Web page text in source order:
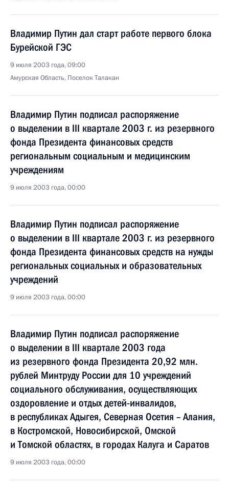
Владимир Путин дал старт работе первого блока
Бурейской ГЭС
9 июля 2003 года, 09:00
Амурская Область, Поселок Талакан
Владимир Путин подписал распоряжение
о выделении в III квартале 2003 г. из резервного
фонда Президента финансовых средств
региональным социальным и медицинским
учреждениям
9 июля 2003 года, 00:00
Владимир Путин подписал распоряжение
о выделении в III квартале 2003 г. из резервного
фонда Президента финансовых средств на нужды
региональных социальных и образовательных
учреждений
9 июля 2003 года, 00:00
Владимир Путин подписал распоряжение
о выделении в III квартале 2003 года
из резервного фонда Президента 20,92 млн.
рублей Минтруду России для 10 учреждений
социального обслуживания, осуществляющих
оздоровление и отдых детей-инвалидов,
в республиках Адыгея, Северная Осетия – Алания,
в Костромской, Новосибирской, Омской
и Томской областях, в городах Калуга и Саратов
9 июля 2003 года, 00:00